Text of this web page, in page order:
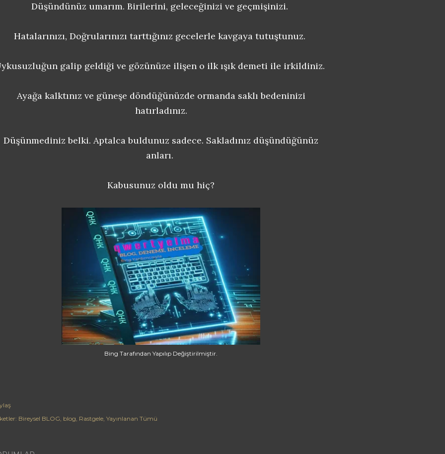
Düşündünüz umarım. Birilerini, geleceğinizi ve geçmişinizi.
Hatalarınızı, Doğrularınızı tarttığınız gecelerle kavgaya tutuştunuz.
galip geldiği ve gözünüze ilişen o ilk ışık demeti ile irkildiniz.
Ayağa kalktınız ve güneşe döndüğünüzde ormanda saklı bedeninizi
hatırladınız.
Düşünmediniz belki. Aptalca buldunuz sadece. Sakladınız düşündüğünüz
anları.
Kabusunuz oldu mu hiç?
Bing Tarafından Yapılıp Değiştirilmiştir.
Bireysel BLOG blog Rastgele Yayınlanan Tümü